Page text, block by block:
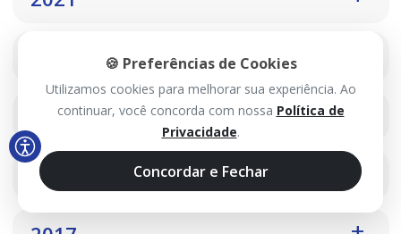
2019
2018
🍪 Preferências de Cookies
Utilizamos cookies para melhorar sua experiência. Ao
continuar, você concorda com nossa Política de
Privacidade.
Concordar e Fechar